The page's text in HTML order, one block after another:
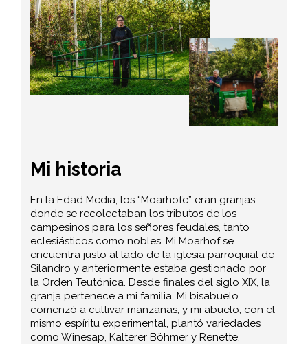
Mi historia
En la Edad Media, los “Moarhöfe” eran granjas
donde se recolectaban los tributos de los
campesinos para los señores feudales, tanto
eclesiásticos como nobles. Mi Moarhof se
encuentra justo al lado de la iglesia parroquial de
Silandro y anteriormente estaba gestionado por
la Orden Teutónica. Desde finales del siglo XIX, la
granja pertenece a mi familia. Mi bisabuelo
comenzó a cultivar manzanas, y mi abuelo, con el
mismo espíritu experimental, plantó variedades
como Winesap, Kalterer Böhmer y Renette.